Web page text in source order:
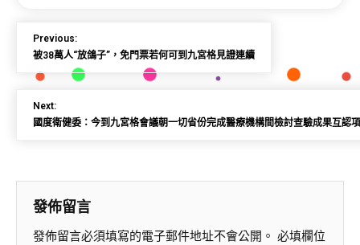
Previous:
被38萬人“放鴿子”，免門票若何可到九宮格見證連續
Next:
國度衛健委：今到九宮格會議朝一切省份完成醫療機構間檢討查驗成果互認
發佈留言
發佈留言必須填寫的電子郵件地址不會公開。 必填欄位